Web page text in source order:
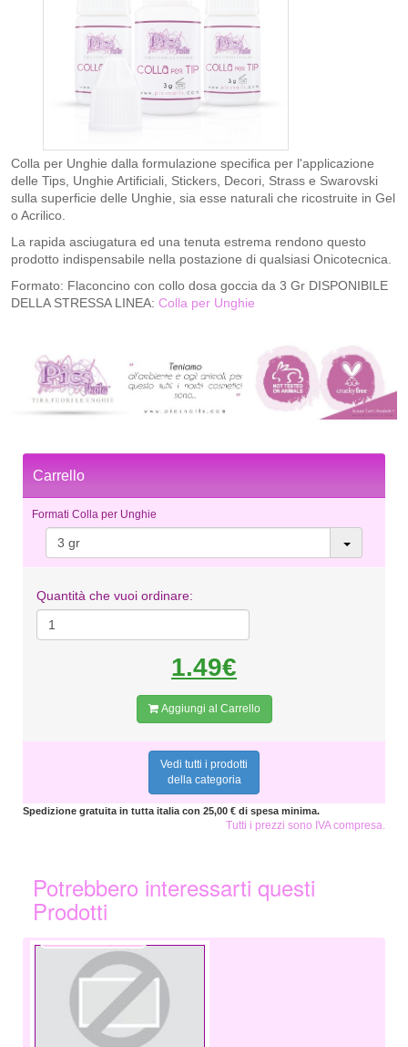
Colla per Unghie dalla formulazione specifica per l'applicazione
delle Tips, Unghie Artificiali, Stickers, Decori, Strass e Swarovski
sulla superficie delle Unghie, sia esse naturali che ricostruite in Gel
o Acrilico.
La rapida asciugatura ed una tenuta estrema rendono questo
prodotto indispensabile nella postazione di qualsiasi Onicotecnica.
Formato: Flaconcino con collo dosa goccia da 3 Gr DISPONIBILE
DELLA STRESSA LINEA: Colla per Unghie
Carrello
Formati Colla per Unghie
3 gr
Quantità che vuoi ordinare:
1.49€
Aggiungi al Carrello
Vedi tutti i prodotti
della categoria
Spedizione gratuita in tutta italia con 25,00 € di spesa minima.
Tutti i prezzi sono IVA compresa.
Potrebbero interessarti questi
Prodotti
4,99 €